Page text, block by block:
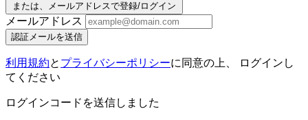
または、メールアドレスで登録/ログイン
メールアドレス
認証メールを送信
利用規約と プライバシーポリシーに同意の上、 ログインし
てください
ログインコードを送信しました